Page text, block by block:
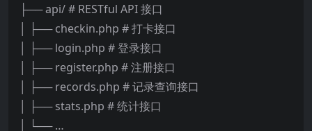
├── api/ # RESTful API 接口
│ ├── checkin.php # 打卡接口
│ ├── login.php # 登录接口
│ ├── register.php # 注册接口
│ ├── records.php # 记录查询接口
│ ├── stats.php # 统计接口
│ └── …